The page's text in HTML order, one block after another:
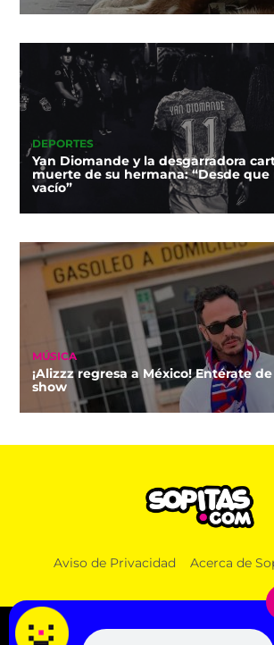
DEPORTES
Yan Diomande y la desgarradora
muerte de su hermana: “Desde
vacío”
MÚSICA
¡Alizzz regresa a México! Entérate
show
Aviso de Privacidad Acerca de
© 2026 SOPITAS.COM - MÚSICA, NOTICIAS, DEPORTES,